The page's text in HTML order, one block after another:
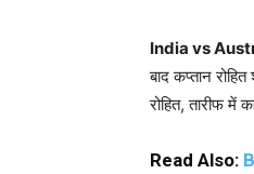
India vs
बाद कप्तान
रोहित, तारीफ में
Read Also: